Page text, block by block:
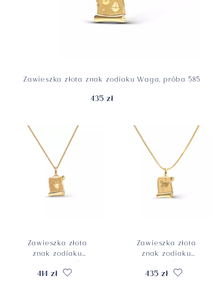
Zawieszka złota znak zodiaku Waga, próba 585
435 zł
Zawieszka złota
znak zodiaku
Koziorożec, próba
585
414 zł
Zawieszka złota
znak zodiaku
Wodnik, próba 585
435 zł